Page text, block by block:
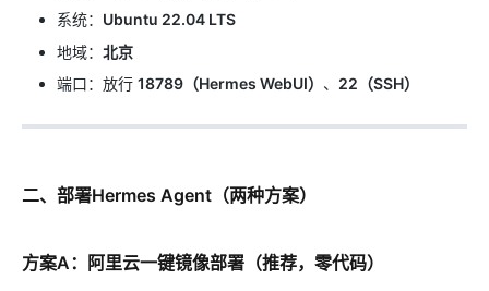
系统： Ubuntu 22.04 LTS
地域： 北京
端口：放行 18789（Hermes WebUI） 、 22（SSH）
二、部署Hermes Agent（两种方案）
方案A：阿里云一键镜像部署（推荐，零代码）